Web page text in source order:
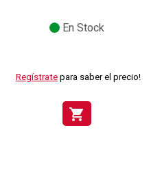
En Stock
Regístrate para saber el precio!
shopping_cart